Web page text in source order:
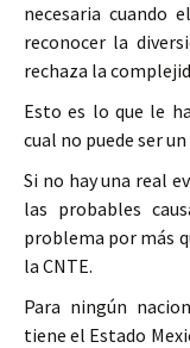
necesaria cuando
reconocer la
rechaza la
Esto es lo que le
cual no puede ser
Si no hay una real
las probables
problema por más
la CNTE.
Para ningún
tiene el Estado